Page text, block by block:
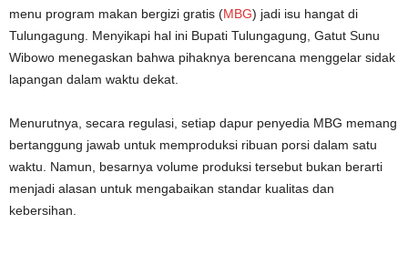
menu program makan bergizi gratis (MBG) jadi isu hangat di
Tulungagung. Menyikapi hal ini Bupati Tulungagung, Gatut Sunu
Wibowo menegaskan bahwa pihaknya berencana menggelar sidak
lapangan dalam waktu dekat.
Menurutnya, secara regulasi, setiap dapur penyedia MBG memang
bertanggung jawab untuk memproduksi ribuan porsi dalam satu
waktu. Namun, besarnya volume produksi tersebut bukan berarti
menjadi alasan untuk mengabaikan standar kualitas dan
kebersihan.